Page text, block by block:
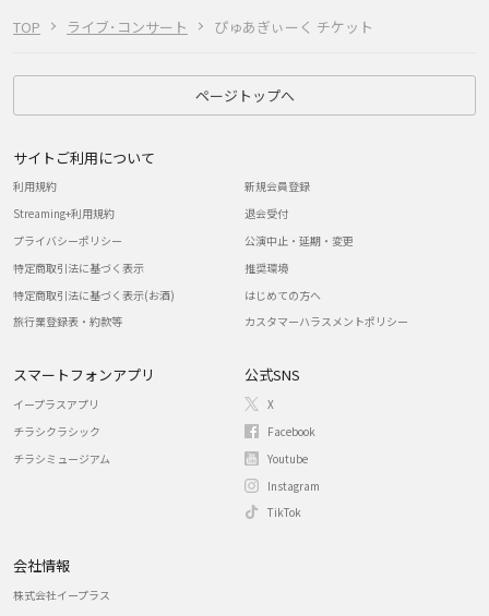
TOP ライブ･コンサート ぴゅあぎぃーく チケット
ページトップへ
サイトご利用について
利用規約
Streaming+利用規約
プライバシーポリシー
特定商取引法に基づく表示
特定商取引法に基づく表示(お酒)
旅行業登録表・約款等
新規会員登録
退会受付
公演中止・延期・変更
推奨環境
はじめての方へ
カスタマーハラスメントポリシー
スマートフォンアプリ
イープラスアプリ
チラシクラシック
チラシミュージアム
公式SNS
X
Facebook
Youtube
Instagram
TikTok
会社情報
株式会社イープラス